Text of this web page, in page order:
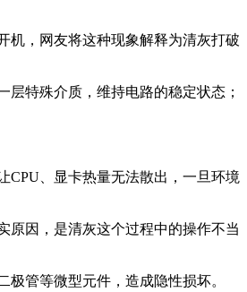
机，网友将这种现象解释为清灰打破
特殊介质，维持电路的稳定状态；
CPU、显卡热量无法散出，一旦环境
原因，是清灰这个过程中的操作不当
管等微型元件，造成隐性损坏。